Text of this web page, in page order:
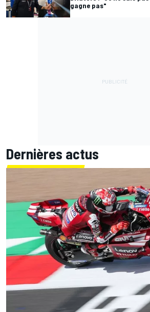
gagne pas"
Dernières actus